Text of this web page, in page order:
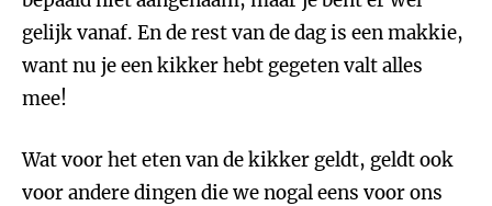
gelijk vanaf. En de rest van de dag is een makkie,
want nu je een kikker hebt gegeten valt alles
mee!
Wat voor het eten van de kikker geldt, geldt ook
voor andere dingen die we nogal eens voor ons